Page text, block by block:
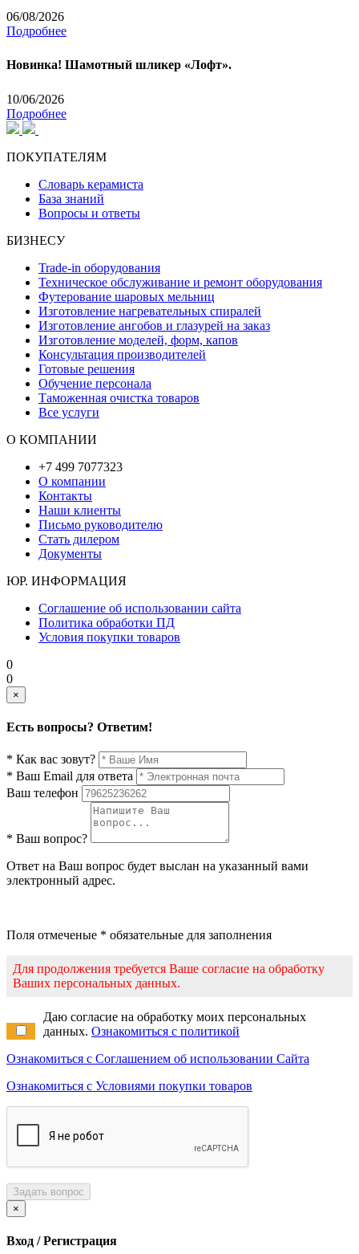
06/08/2026
Подробнее
Новинка! Шамотный шликер «Лофт».
10/06/2026
Подробнее
ПОКУПАТЕЛЯМ
Словарь керамиста
База знаний
Вопросы и ответы
БИЗНЕСУ
Trade-in оборудования
Техническое обслуживание и ремонт оборудования
Футерование шаровых мельниц
Изготовление нагревательных спиралей
Изготовление ангобов и глазурей на заказ
Изготовление моделей, форм, капов
Консультация производителей
Готовые решения
Обучение персонала
Таможенная очистка товаров
Все услуги
О КОМПАНИИ
+7 499 7077323
О компании
Контакты
Наши клиенты
Письмо руководителю
Стать дилером
Документы
ЮР. ИНФОРМАЦИЯ
Соглашение об использовании сайта
Политика обработки ПД
Условия покупки товаров
0
0
×
Есть вопросы? Ответим!
* Как вас зовут?
* Ваш Email для ответа
Ваш телефон
* Ваш вопрос?
Ответ на Ваш вопрос будет выслан на указанный вами
электронный адрес.
Поля отмеченые * обязательные для заполнения
Для продолжения требуется Ваше согласие на обработку
Ваших персональных данных.
Даю согласие на обработку моих персональных
данных. Ознакомиться с политикой
Ознакомиться с Соглашением об использовании Сайта
Ознакомиться с Условиями покупки товаров
Задать вопрос
×
Вход / Регистрация